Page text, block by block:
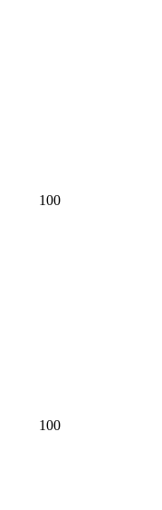
100
100